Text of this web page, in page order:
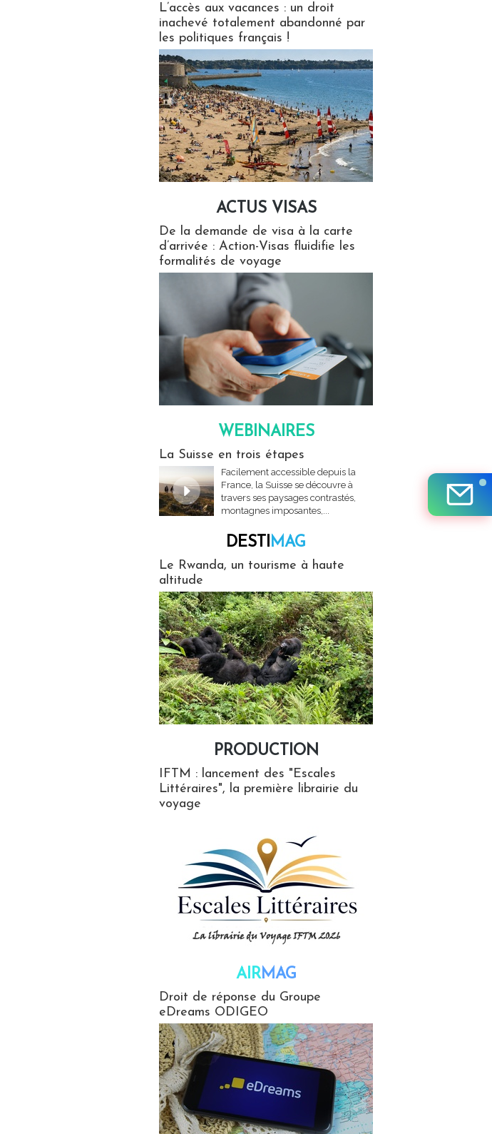
L’accès aux vacances : un droit
inachevé totalement abandonné par
les politiques français !
ACTUS VISAS
De la demande de visa à la carte
d’arrivée : Action-Visas fluidifie les
formalités de voyage
WEBINAIRES
La Suisse en trois étapes
Facilement accessible depuis la
France, la Suisse se découvre à
travers ses paysages contrastés,
montagnes imposantes,...
DESTIMAG
Le Rwanda, un tourisme à haute
altitude
PRODUCTION
IFTM : lancement des "Escales
Littéraires", la première librairie du
voyage
AIRMAG
Droit de réponse du Groupe
eDreams ODIGEO